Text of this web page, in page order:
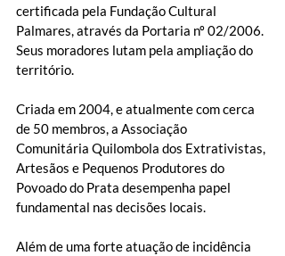
certificada pela Fundação Cultural
Palmares, através da Portaria nº 02/2006.
Seus moradores lutam pela ampliação do
território.
Criada em 2004, e atualmente com cerca
de 50 membros, a Associação
Comunitária Quilombola dos Extrativistas,
Artesãos e Pequenos Produtores do
Povoado do Prata desempenha papel
fundamental nas decisões locais.
Além de uma forte atuação de incidência